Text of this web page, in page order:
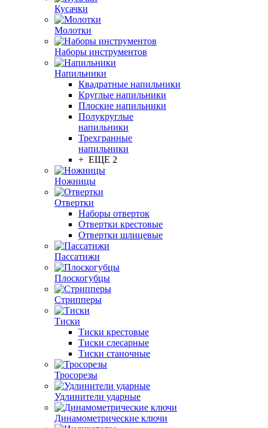
Кусачки
Молотки
Наборы инструментов
Напильники
Квадратные напильники
Круглые напильники
Плоские напильники
Полукруглые
напильники
Трехгранные
напильники
+ ЕЩЕ 2
Ножницы
Отвертки
Наборы отверток
Отвертки крестовые
Отвертки шлицевые
Пассатижи
Плоскогубцы
Стрипперы
Тиски
Тиски крестовые
Тиски слесарные
Тиски станочные
Тросорезы
Удлинители ударные
Динамометрические ключи